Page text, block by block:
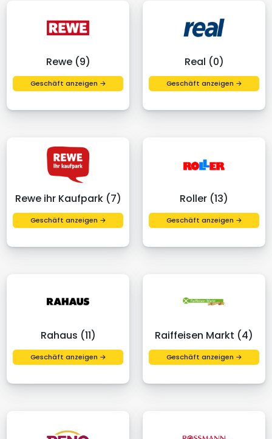
Rewe (9)
Geschäft anzeigen →
Real (0)
Geschäft anzeigen →
Rewe ihr Kaufpark (7)
Geschäft anzeigen →
Roller (13)
Geschäft anzeigen →
Rahaus (11)
Geschäft anzeigen →
Raiffeisen Markt (4)
Geschäft anzeigen →